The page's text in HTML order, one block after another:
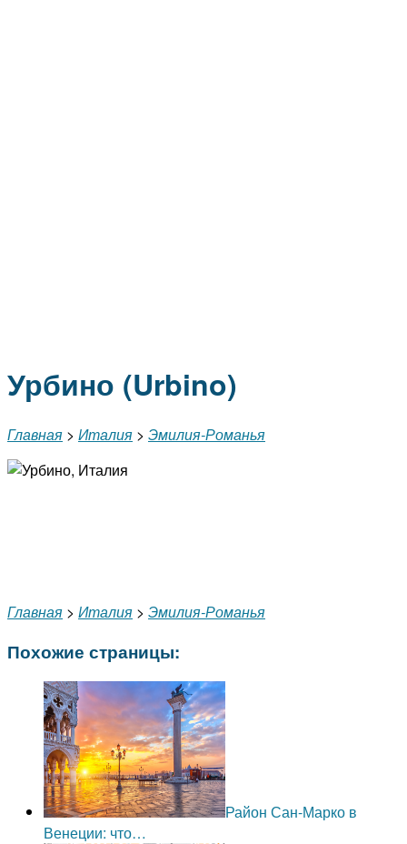
Урбино (Urbino)
Главная > Италия > Эмилия-Романья
Главная > Италия > Эмилия-Романья
Похожие страницы:
Район Сан-Марко в
Венеции: что…